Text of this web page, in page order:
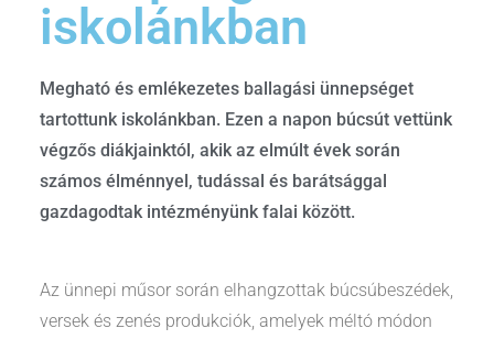
iskolánkban
Megható és emlékezetes ballagási ünnepséget
tartottunk iskolánkban. Ezen a napon búcsút vettünk
végzős diákjainktól, akik az elmúlt évek során
számos élménnyel, tudással és barátsággal
gazdagodtak intézményünk falai között.
Az ünnepi műsor során elhangzottak búcsúbeszédek,
versek és zenés produkciók, amelyek méltó módon